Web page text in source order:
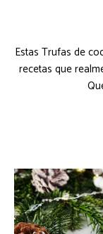
Estas Trufas de
recetas que